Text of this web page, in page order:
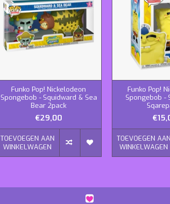
Funko Pop! Nickelodeon
Spongebob - Squidward & Sea
Bear 2pack
€29,00
TOEVOEGEN AAN
WINKELWAGEN
Funko Pop!
Spongebob -
TOEVOEGEN AAN
WINKELWAGEN